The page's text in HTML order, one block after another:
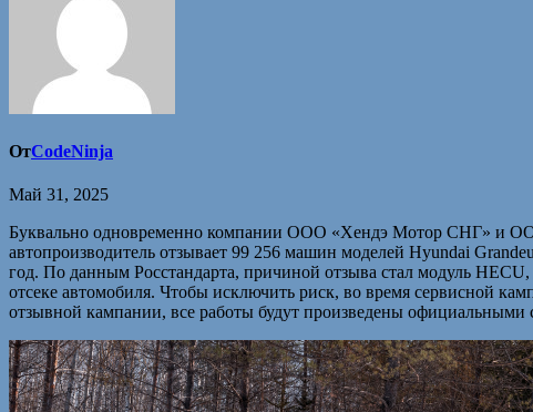
ОтCodeNinja
Май 31, 2025
Буквально одновременно компании ООО «Хендэ Мотор СНГ» и
автопроизводитель отзывает 99 256 машин моделей Hyundai
год. По данным Росстандарта, причиной отзыва стал модуль
отсеке автомобиля. Чтобы исключить риск, во время сервисной
отзывной кампании, все работы будут произведены официальными